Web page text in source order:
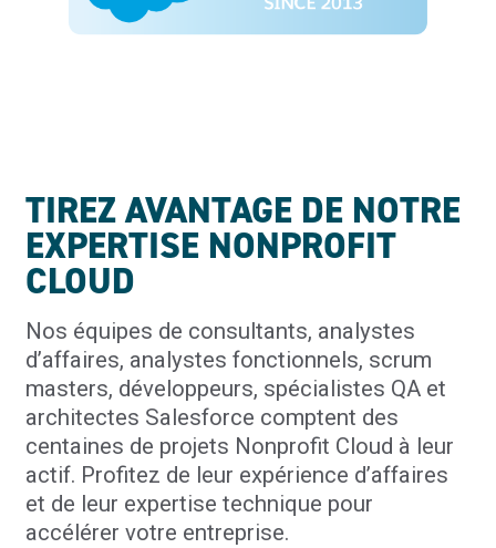
TIREZ AVANTAGE DE NOTRE
EXPERTISE NONPROFIT
CLOUD
Nos équipes de consultants, analystes
d’affaires, analystes fonctionnels, scrum
masters, développeurs, spécialistes QA et
architectes Salesforce comptent des
centaines de projets Nonprofit Cloud à leur
actif. Profitez de leur expérience d’affaires
et de leur expertise technique pour
accélérer votre entreprise.